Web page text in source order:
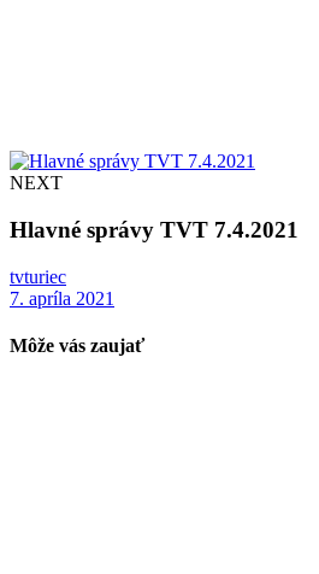
NEXT
Hlavné správy TVT 7.4.2021
tvturiec
7. apríla 2021
Môže vás zaujať